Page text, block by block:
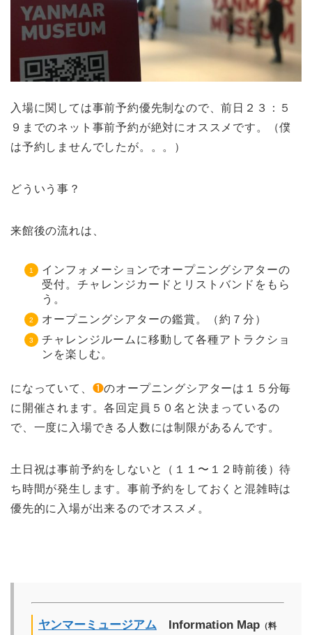
入場に関しては事前予約優先制なので、前日２３：５
９までのネット事前予約が絶対にオススメです。（僕
は予約しませんでしたが。。。）
どういう事？
来館後の流れは、
インフォメーションでオープニングシアターの
受付。チャレンジカードとリストバンドをもら
う。
オープニングシアターの鑑賞。（約７分）
チャレンジルームに移動して各種アトラクショ
ンを楽しむ。
になっていて、 ❶のオープニングシアターは１５分毎
に開催されます。各回定員５０名と決まっているの
で、一度に入場できる人数には制限があるんです。
土日祝は事前予約をしないと（１１〜１２時前後）待
ち時間が発生します。事前予約をしておくと混雑時は
優先的に入場が出来るのでオススメ。
ヤンマーミュージアム Information Map （料